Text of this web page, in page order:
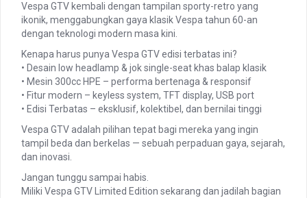
Vespa GTV kembali dengan tampilan sporty-retro yang
ikonik, menggabungkan gaya klasik Vespa tahun 60-an
dengan teknologi modern masa kini.
Kenapa harus punya Vespa GTV edisi terbatas ini?
• Desain low headlamp & jok single-seat khas balap klasik
• Mesin 300cc HPE – performa bertenaga & responsif
• Fitur modern – keyless system, TFT display, USB port
• Edisi Terbatas – eksklusif, kolektibel, dan bernilai tinggi
Vespa GTV adalah pilihan tepat bagi mereka yang ingin
tampil beda dan berkelas — sebuah perpaduan gaya, sejarah,
dan inovasi.
Jangan tunggu sampai habis.
Miliki Vespa GTV Limited Edition sekarang dan jadilah bagian